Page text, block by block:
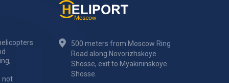
not
500 meters from Moscow Ring
Road along Novorizhskoye
Shosse, exit to Myakininskoye
Shosse.